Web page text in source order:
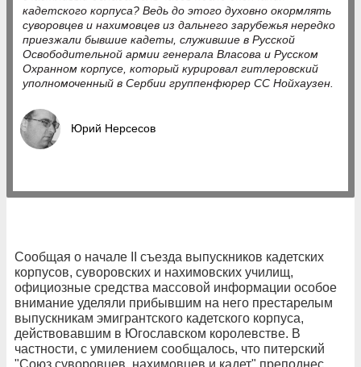
кадетского корпуса? Ведь до этого духовно окормлять
суворовцев и нахимовцев из дальнего зарубежья нередко
приезжали бывшие кадеты, служившие в Русской
Освободительной армии генерала Власова и Русском
Охранном корпусе, который курировал гитлеровский
уполномоченный в Сербии группенфюрер СС Нойхаузен.
Юрий Нерсесов
Сообщая о начале II съезда выпускников кадетских
корпусов, суворовских и нахимовских училищ,
официозные средства массовой информации особое
внимание уделяли прибывшим на него престарелым
выпускникам эмигрантского кадетского корпуса,
действовавшим в Югославском королевстве. В
частности, с умилением сообщалось, что питерский
"Союз суворовцев, нахимовцев и кадет" преподнес